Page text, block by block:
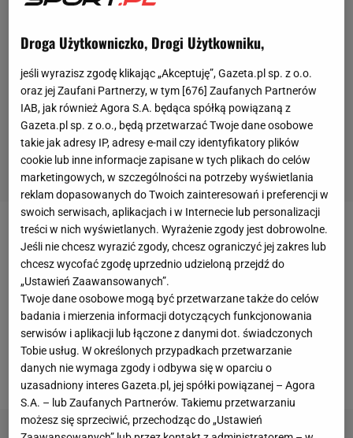
Pandemia koronawirusasprawiła, że musimy radzić
sobie z problemami, których nigdy wcześniej byśmy
się nie spodziewali. Niektóre są poważnymi
kłopotami, niektóre mogą wydawać się błahe, ale
tak czy siak, powodują nerwy. Coś o tym może
powiedziećRobert Johansson, któremu
przeszkadza noszenie maseczki.
Droga Użytkowniczko, Drogi Użytkowniku,
jeśli wyrazisz zgodę klikając „Akceptuję”, Gazeta.pl sp. z o.o.
oraz jej Zaufani Partnerzy, w tym [676] Zaufanych Partnerów
IAB, jak również Agora S.A. będąca spółką powiązaną z
Gazeta.pl sp. z o.o., będą przetwarzać Twoje dane osobowe
takie jak adresy IP, adresy e-mail czy identyfikatory plików
cookie lub inne informacje zapisane w tych plikach do celów
marketingowych, w szczególności na potrzeby wyświetlania
reklam dopasowanych do Twoich zainteresowań i preferencji w
swoich serwisach, aplikacjach i w Internecie lub personalizacji
treści w nich wyświetlanych. Wyrażenie zgody jest dobrowolne.
Jeśli nie chcesz wyrazić zgody, chcesz ograniczyć jej zakres lub
chcesz wycofać zgodę uprzednio udzieloną przejdź do
„Ustawień Zaawansowanych”.
Twoje dane osobowe mogą być przetwarzane także do celów
badania i mierzenia informacji dotyczących funkcjonowania
serwisów i aplikacji lub łączone z danymi dot. świadczonych
Tobie usług. W określonych przypadkach przetwarzanie
danych nie wymaga zgody i odbywa się w oparciu o
uzasadniony interes Gazeta.pl, jej spółki powiązanej – Agora
S.A. – lub Zaufanych Partnerów. Takiemu przetwarzaniu
możesz się sprzeciwić, przechodząc do „Ustawień